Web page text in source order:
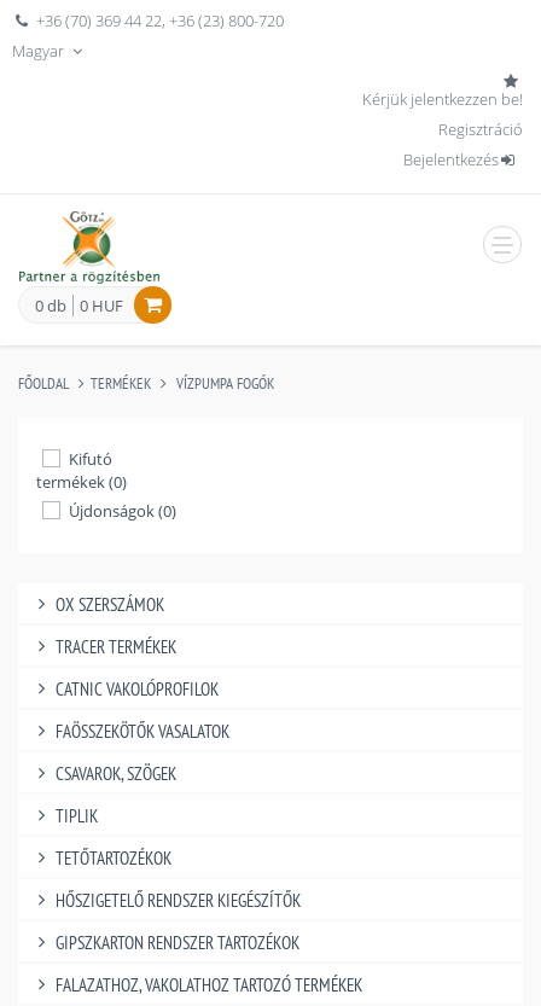
+36 (70) 369 44 22,+36 (23) 800-720
Magyar
Kérjük jelentkezzen be!
Regisztráció
Bejelentkezés
0 db 0 HUF
FŐOLDAL TERMÉKEK VÍZPUMPA FOGÓK
Kifutó
termékek (0)
Újdonságok (0)
OX SZERSZÁMOK
TRACER TERMÉKEK
CATNIC VAKOLÓPROFILOK
FAÖSSZEKÖTŐK VASALATOK
CSAVAROK, SZÖGEK
TIPLIK
TETŐTARTOZÉKOK
HŐSZIGETELŐ RENDSZER KIEGÉSZÍTŐK
GIPSZKARTON RENDSZER TARTOZÉKOK
FALAZATHOZ, VAKOLATHOZ TARTOZÓ TERMÉKEK